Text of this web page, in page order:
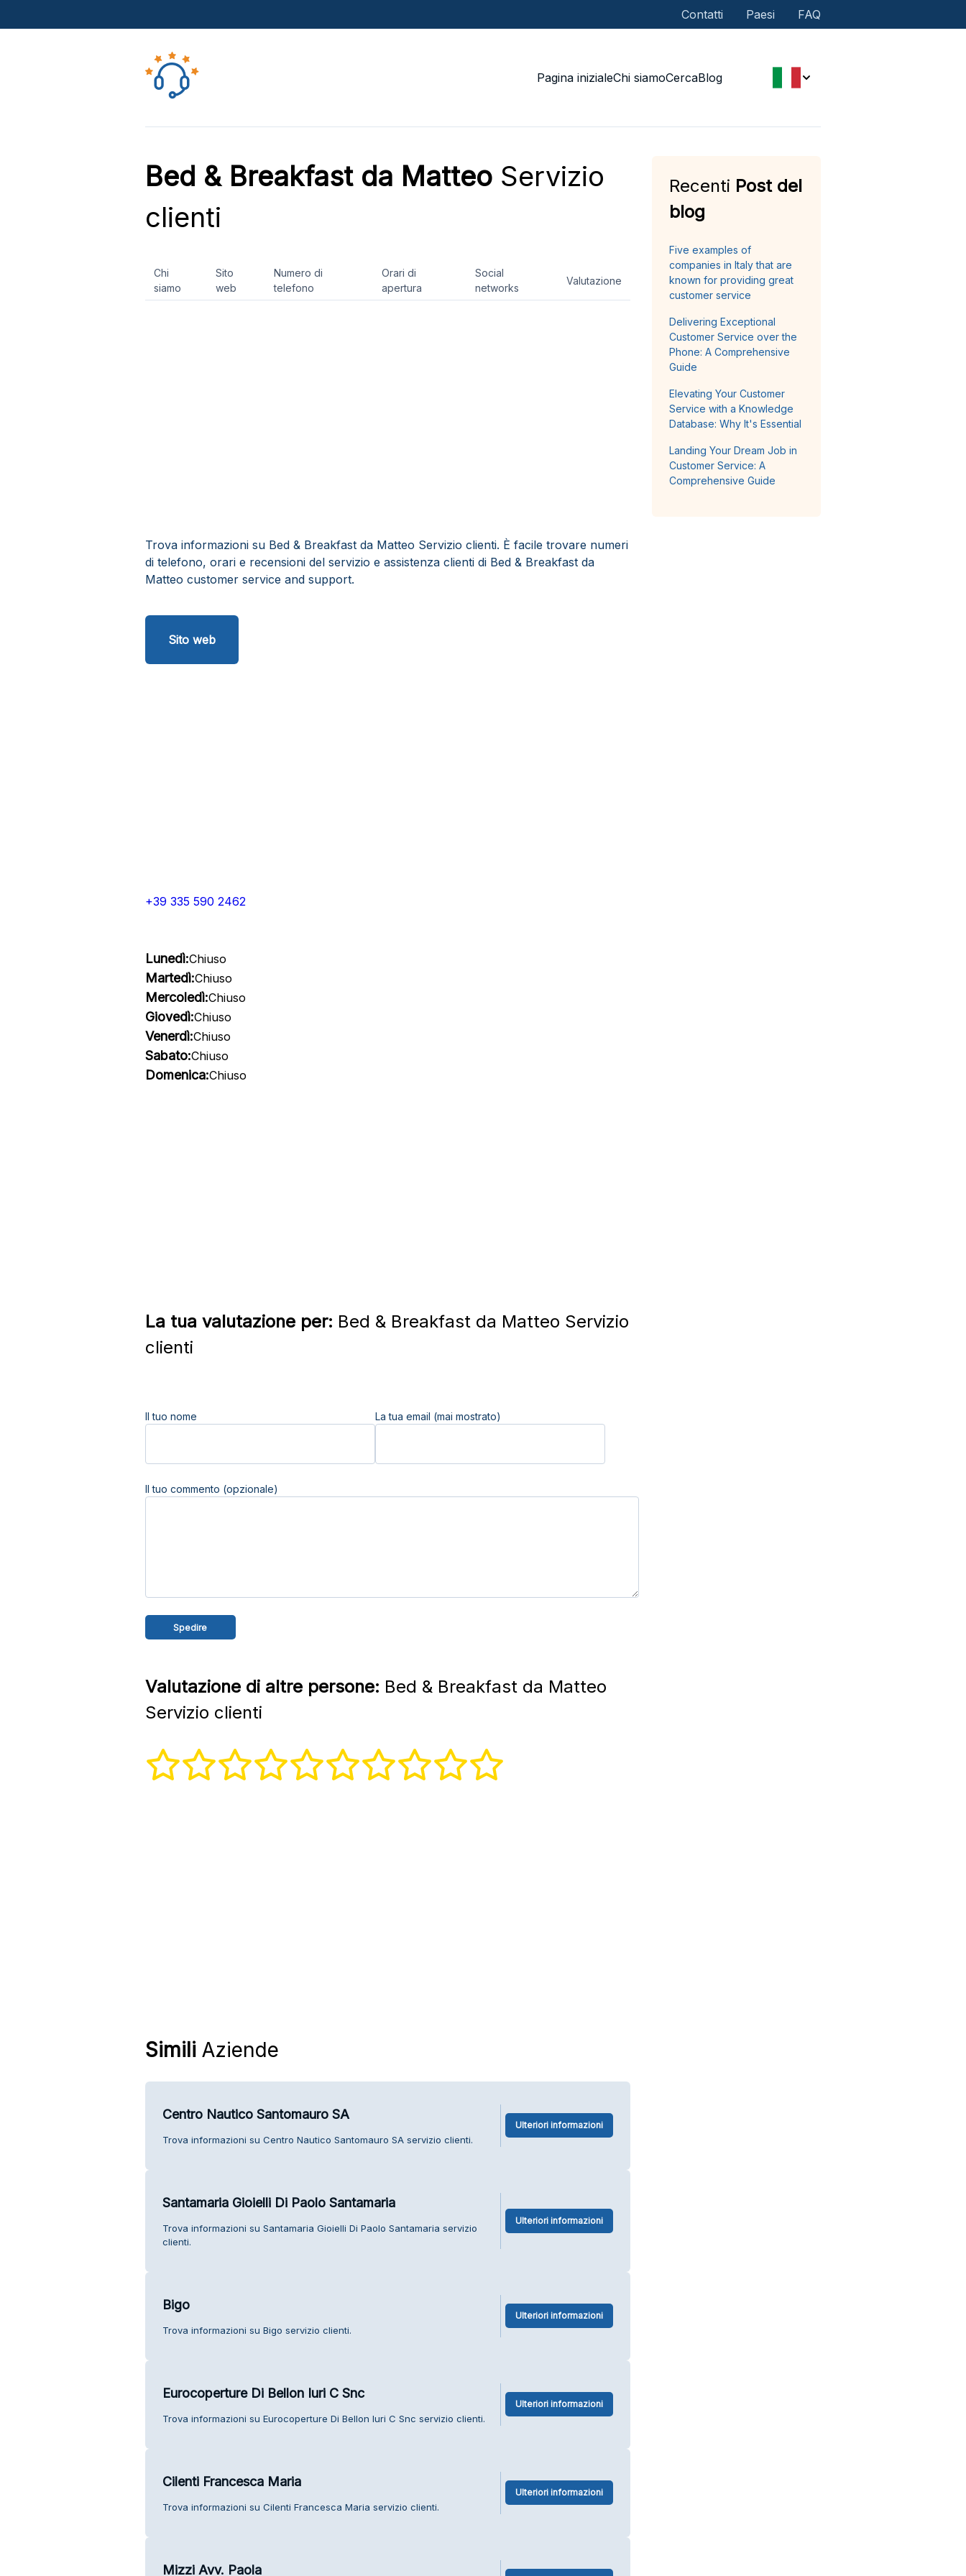
Contatti Paesi FAQ
Pagina inizialeChi siamoCercaBlog
Bed & Breakfast da MatteoServizio
clienti
Chi
siamo
Sito
web
Numero di
telefono
Orari di
apertura
Social
networks
Valutazione
Trova informazioni su Bed & Breakfast da Matteo Servizio clienti. È facile trovare numeri
di telefono, orari e recensioni del servizio e assistenza clienti di Bed & Breakfast da
Matteo customer service and support.
Sito web
+39 335 590 2462
Lunedì:Chiuso
Martedì:Chiuso
Mercoledì:Chiuso
Giovedì:Chiuso
Venerdì:Chiuso
Sabato:Chiuso
Domenica:Chiuso
La tua valutazione per: Bed & Breakfast da Matteo Servizio
clienti
Il tuo nome La tua email (mai mostrato)
Il tuo commento (opzionale)
Valutazione di altre persone: Bed & Breakfast da Matteo
Servizio clienti
SimiliAziende
Centro Nautico Santomauro SA
Trova informazioni su Centro Nautico Santomauro SA servizio clienti.
Ulteriori informazioni
Santamaria Gioielli Di Paolo Santamaria
Trova informazioni su Santamaria Gioielli Di Paolo Santamaria servizio
clienti.
Ulteriori informazioni
Bigo
Trova informazioni su Bigo servizio clienti.
Ulteriori informazioni
Eurocoperture Di Bellon Iuri C Snc
Trova informazioni su Eurocoperture Di Bellon Iuri C Snc servizio clienti.
Ulteriori informazioni
Cilenti Francesca Maria
Trova informazioni su Cilenti Francesca Maria servizio clienti.
Ulteriori informazioni
Mizzi Avv. Paola
Recenti Post del
blog
Five examples of
companies in Italy that are
known for providing great
customer service
Delivering Exceptional
Customer Service over the
Phone: A Comprehensive
Guide
Elevating Your Customer
Service with a Knowledge
Database: Why It's Essential
Landing Your Dream Job in
Customer Service: A
Comprehensive Guide